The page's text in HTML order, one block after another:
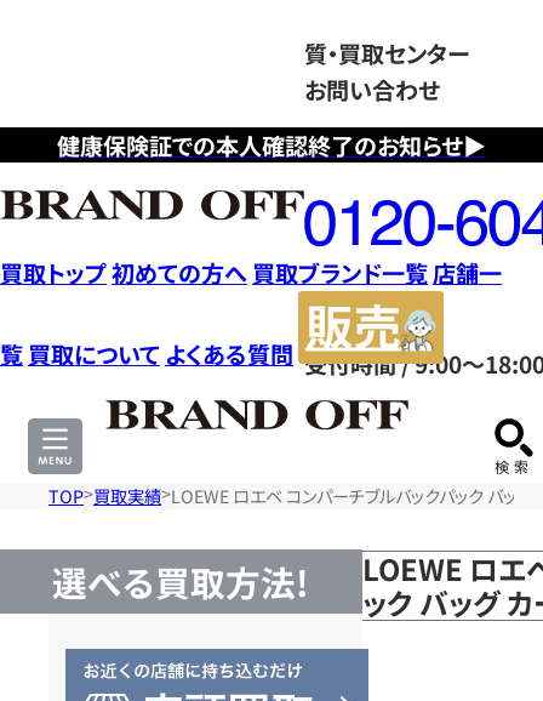
健康保険証での本人確認終了のお知らせ▶
質・買取センター
お問い合わせ
フ
リ
ー
ダ
イ
ヤ
ル
0120604117
受付時間 / 9:00～
買取トップ初めての方へ 買取ブランド一覧店舗一
覧 買取について よくある質問
サ
TOP 買取実績 LOEWE ロエベ コンパーチブルバックパック バッ
選べる買取方法!
LOEWE ロエ
ック バッグ